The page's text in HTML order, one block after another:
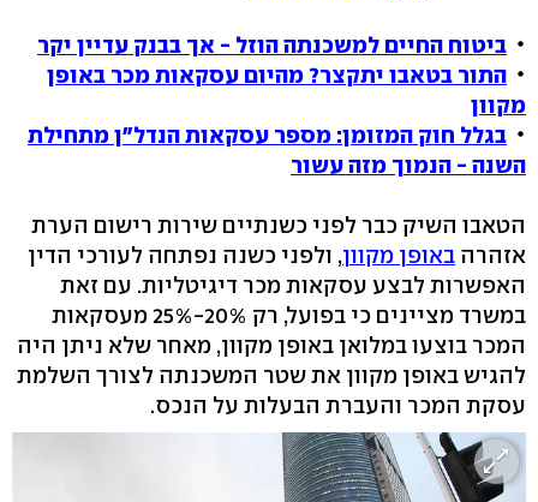
ביטוח החיים למשכנתה הוזל - אך בבנק עדיין יקר
התור בטאבו יתקצר? מהיום עסקאות מכר באופן
מקוון
בגלל חוק המזומן: מספר עסקאות הנדל"ן מתחילת
השנה - הנמוך מזה עשור
הטאבו השיק כבר לפני כשנתיים שירות רישום הערת
אזהרה באופן מקוון, ולפני כשנה נפתחה לעורכי הדין
האפשרות לבצע עסקאות מכר דיגיטליות. עם זאת
במשרד מציינים כי בפועל, רק 20%-25% מעסקאות
המכר בוצעו במלואן באופן מקוון, מאחר שלא ניתן היה
להגיש באופן מקוון את שטר המשכנתה לצורך השלמת
עסקת המכר והעברת הבעלות על הנכס.